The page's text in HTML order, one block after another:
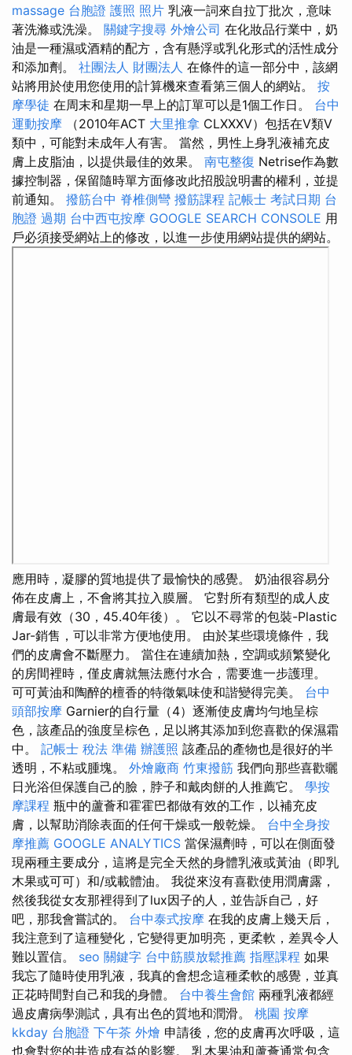
massage 台胞證 護照 照片 乳液一詞來自拉丁批次，意味
著洗滌或洗澡。 關鍵字搜尋 外燴公司 在化妝品行業中，奶
油是一​​種濕或酒精的配方，含有懸浮或乳化形式的活性成分
和添加劑。 社團法人 財團法人 在條件的這一部分中，該網
站將用於使用您使用的計算機來查看第三個人的網站。 按
摩學徒 在周末和星期一早上的訂單可以是1個工作日。 台中
運動按摩 （2010年ACT 大里推拿 CLXXXV）包括在V類V
類中，可能對未成年人有害。 當然，男性上身乳液補充皮
膚上皮脂油，以提供最佳的效果。 南屯整復 Netrise作為數
據控制器，保留隨時單方面修改此招股說明書的權利，並提
前通知。 撥筋台中 脊椎側彎 撥筋課程 記帳士 考試日期 台
胞證 過期 台中西屯按摩 GOOGLE SEARCH CONSOLE 用
戶必須接受網站上的修改，以進一步使用網站提供的網站。
應用時，凝膠的質地提供了最愉快的感覺。 奶油很容易分
佈在皮膚上，不會將其拉入膜層。 它對所有類型的成人皮
膚最有效（30，45.40年後）。 它以不尋常的包裝-Plastic
Jar-銷售，可以非常方便地使用。 由於某些環境條件，我
們的皮膚會不斷壓力。 當住在連續加熱，空調或頻繁變化
的房間裡時，僅皮膚就無法應付水合，需要進一步護理。
可可黃油和陶醉的檀香的特徵氣味使和諧變得完美。 台中
頭部按摩 Garnier的自行量（4）逐漸使皮膚均勻地呈棕
色，該產品的強度呈棕色，足以將其添加到您喜歡的保濕霜
中。 記帳士 稅法 準備 辦護照 該產品的產物也是很好的半
透明，不粘或腫塊。 外燴廠商 竹東撥筋 我們向那些喜歡曬
日光浴但保護自己的臉，脖子和戴肉餅的人推薦它。 學按
摩課程 瓶中的蘆薈和霍霍巴都做有效的工作，以補充皮
膚，以幫助消除表面的任何干燥或一般乾燥。 台中全身按
摩推薦 GOOGLE ANALYTICS 當保濕劑時，可以在側面發
現兩種主要成分，這將是完全天然的身體乳液或黃油（即乳
木果或可可）和/或載體油。 我從來沒有喜歡使用潤膚露，
然後我從女友那裡得到了lux因子的人，並告訴自己，好
吧，那我會嘗試的。 台中泰式按摩 在我的皮膚上幾天后，
我注意到了這種變化，它變得更加明亮，更柔軟，差異令人
難以置信。 seo 關鍵字 台中筋膜放鬆推薦 指壓課程 如果
我忘了隨時使用乳液，我真的會想念這種柔軟的感覺，並真
正花時間對自己和我的身體。 台中養生會館 兩種乳液都經
過皮膚病學測試，具有出色的質地和潤滑。 桃園 按摩
kkday 台胞證 下午茶 外燴 申請後，您的皮膚再次呼吸，這
也會對您的井造成有益的影響。 乳木果油和蘆薈通常包含